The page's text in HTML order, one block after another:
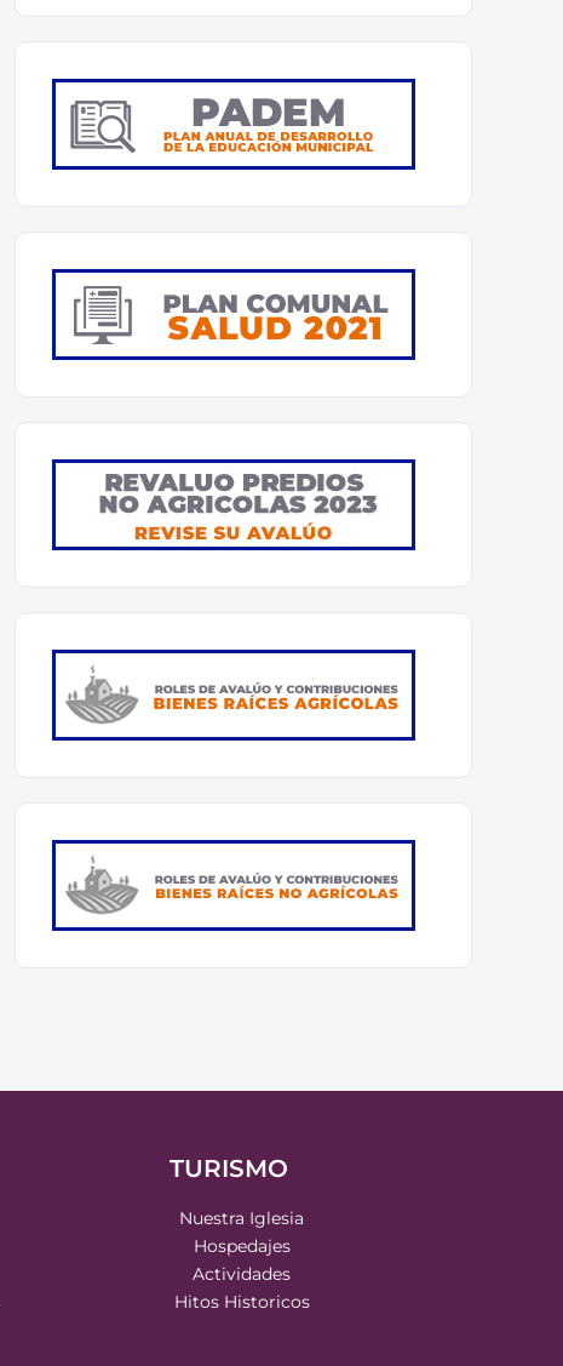
TURISMO
Nuestra Iglesia
Hospedajes
Actividades
Hitos Historicos